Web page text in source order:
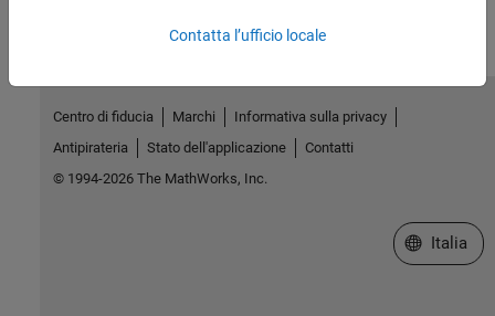
Contatta l’ufficio locale
Centro di fiducia Marchi
Informativa sulla privacy
Antipirateria
Stato dell'applicazione
Contatti
© 1994-2026 The MathWorks, Inc.
Seleziona
Italia